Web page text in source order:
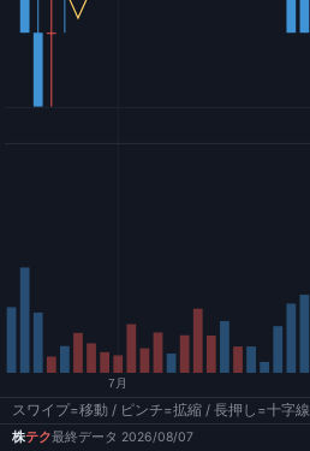
スワイプ=移動 / ピンチ=拡縮 / 長押し=十字線
株テク最終データ 2026/08/07